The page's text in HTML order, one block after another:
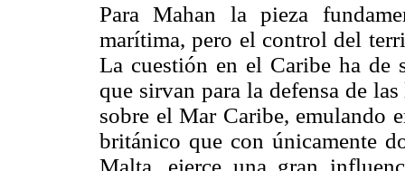
Para Mahan la pieza
marítima, pero el control del
La cuestión en el Caribe ha de
que sirvan para la defensa de
sobre el Mar Caribe, emulando
británico que con únicamente
Malta, ejerce una gran